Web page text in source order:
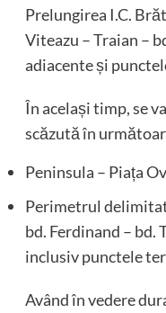
Prelungirea I.C.
Viteazu – Traian –
adiacente și
În același timp, se
scăzută în
Peninsula – Piața
Perimetrul
bd. Ferdinand – bd.
inclusiv punctele
Având în vedere